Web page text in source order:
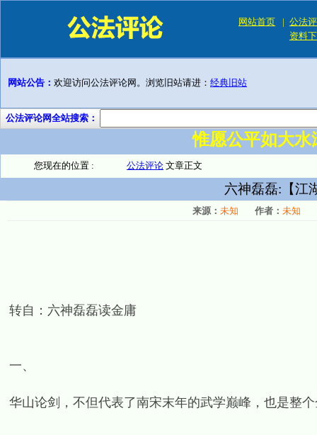
网站首页 | 公法
资料
网站公告： 欢迎访问公法评论网。浏览旧站请进： 经典旧站
公法评论网全站搜索：
惟愿公平如大
您现在的位置 : 公法评论 文章正文
六神磊磊:【江
来源： 未知 作者： 未知
转自：六神磊磊读金庸
一、
华山论剑，不但代表了南宋末年的武学巅峰，也是整